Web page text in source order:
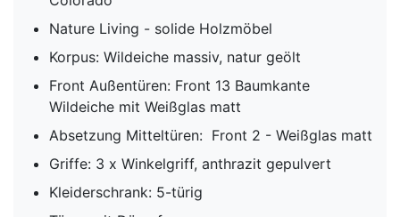
Nature Living - solide Holzmöbel
Korpus: Wildeiche massiv, natur geölt
Front Außentüren: Front 13 Baumkante
Wildeiche mit Weißglas matt
Absetzung Mitteltüren: Front 2 - Weißglas matt
Griffe: 3 x Winkelgriff, anthrazit gepulvert
Kleiderschrank: 5-türig